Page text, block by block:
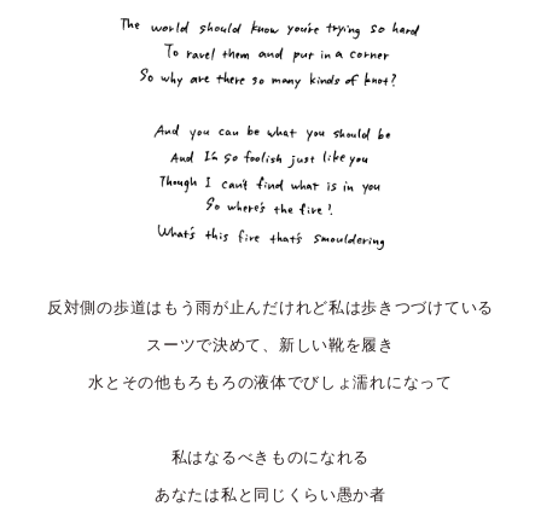
反対側の歩道はもう雨が止んだけれど私は歩きつづけている
スーツで決めて、新しい靴を履き
水とその他もろもろの液体でびしょ濡れになって
私はなるべきものになれる
あなたは私と同じくらい愚か者